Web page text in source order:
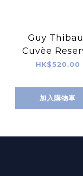
Guy
Cuvèe
Grand Cru
HK$520.00
加入購物車